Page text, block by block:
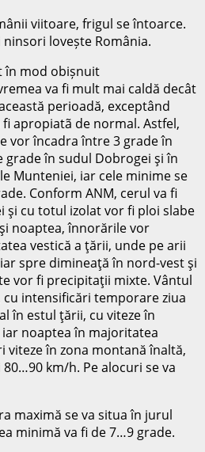
viitoare, frigul se întoarce.
lovește România.
în mod obișnuit
va fi mult mai caldă decât
perioadă, exceptând
apropiatã de normal. Astfel,
vor încadra între 3 grade în
grade în sudul Dobrogei şi în
Munteniei, iar cele minime se
Conform ANM, cerul va fi
şi cu totul izolat vor fi ploi slabe
noaptea, înnorările vor
vestică a ţării, unde pe arii
spre dimineaţă în nord-vest şi
vor fi precipitaţii mixte. Vântul
intensificări temporare ziua
în estul ţării, cu viteze în
noaptea în majoritatea
viteze în zona montană înaltă,
km/h. Pe alocuri se va
maximă se va situa în jurul
minimă va fi de 7…9 grade.